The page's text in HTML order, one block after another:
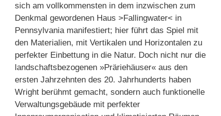
sich am vollkommensten in dem inzwischen zum
Denkmal gewordenen Haus >Fallingwater< in
Pennsylvania manifestiert; hier führt das Spiel mit
den Materialien, mit Vertikalen und Horizontalen zu
perfekter Einbettung in die Natur. Doch nicht nur die
landschaftsbezogenen »Präriehäuser« aus den
ersten Jahrzehnten des 20. Jahrhunderts haben
Wright berühmt gemacht, sondern auch funktionelle
Verwaltungsgebäude mit perfekter